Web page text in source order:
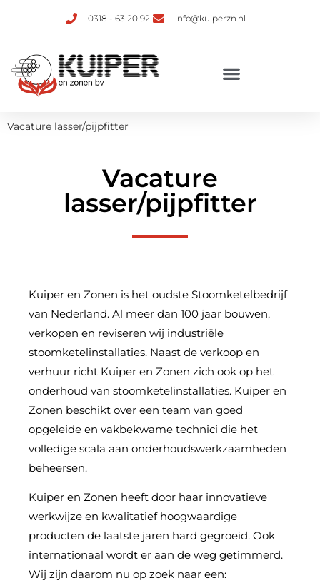
0318 - 63 20 92 info@kuiperzn.nl
Vacature lasser/pijpfitter
Vacature
lasser/pijpfitter
Kuiper en Zonen is het oudste Stoomketelbedrijf
van Nederland. Al meer dan 100 jaar bouwen,
verkopen en reviseren wij industriële
stoomketelinstallaties. Naast de verkoop en
verhuur richt Kuiper en Zonen zich ook op het
onderhoud van stoomketelinstallaties. Kuiper en
Zonen beschikt over een team van goed
opgeleide en vakbekwame technici die het
volledige scala aan onderhoudswerkzaamheden
beheersen.
Kuiper en Zonen heeft door haar innovatieve
werkwijze en kwalitatief hoogwaardige
producten de laatste jaren hard gegroeid. Ook
internationaal wordt er aan de weg getimmerd.
Wij zijn daarom nu op zoek naar een: